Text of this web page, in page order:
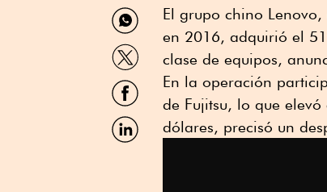
Compartir
por
WhatsApp
Compartir
por
Twitter
Compartir
por
Facebook
Compartir
por
El grupo chino
en 2016, adquirió el
clase de equipos,
En la operación
de Fujitsu, lo que
dólares, precisó un